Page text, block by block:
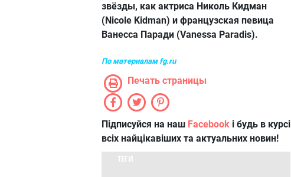
звёзды, как актриса Николь Кидман
(Nicole Kidman) и французская певица
Ванесса Паради (Vanessa Paradis).
По материалам fg.ru
Печать страницы
Підписуйся на наш Facebook і будь в курсі
всіх найцікавіших та актуальних новин!
ТЕГИ